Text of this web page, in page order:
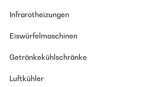
Infrarotheizungen
Eiswürfelmaschinen
Getränkekühlschränke
Luftkühler